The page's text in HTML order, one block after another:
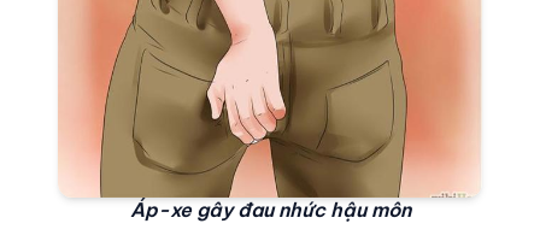
Áp-xe gây đau nhức hậu môn